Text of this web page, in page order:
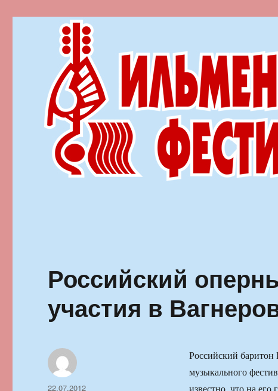
Российский
участия в
Российский
музыкального
известно, что на его
Автор
Опубликовано
22.07.2012